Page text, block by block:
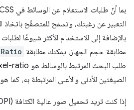
التعبير عن رغبتك، وتسمح للمتصفّح باتخاذ
بالإضافة إلى الاستخدام الأكثر شيوعًا
مطابقة حجم الجهاز، يمكنك مطابقة
الصيغتين الأدنى والأعلى المرتبطة به، كما